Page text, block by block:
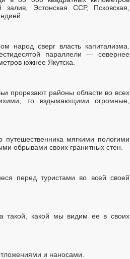
Эстонская ССР, Псковская,
народ сверг власть капитализма.
параллели — севернее
южнее Якутска.
прорезают районы области во всех
то вздымающими огромные,
мягкими пологими
обрывами своих гранитных стен.
перед туристами во всей своей
такой, какой мы видим ее в своих
и наносами.